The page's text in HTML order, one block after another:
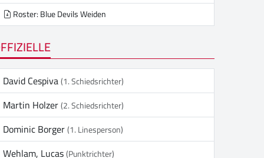
Roster: Blue Devils Weiden
David Cespiva(1. Schiedsrichter)
Martin Holzer(2. Schiedsrichter)
Dominic Borger(1. Linesperson)
Wehlam, Lucas(Punktrichter)